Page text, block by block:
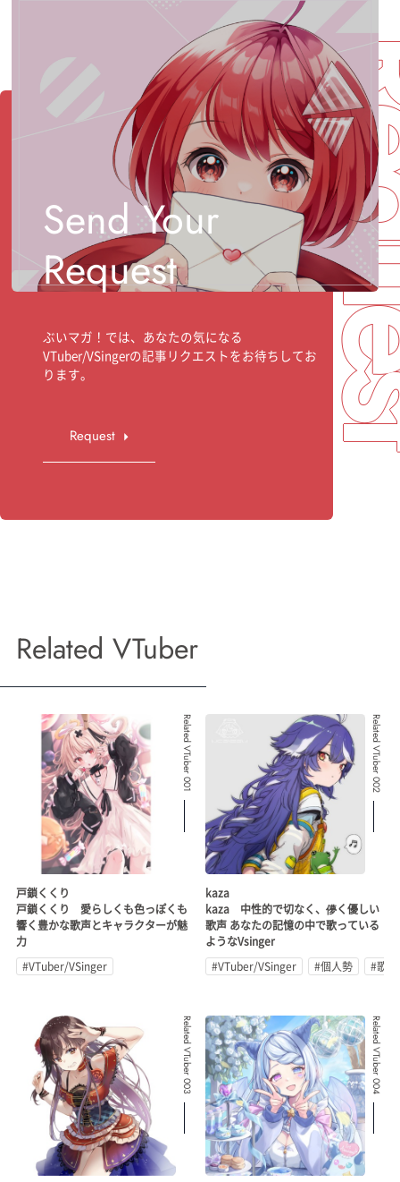
Send Your
Request
ぶいマガ！では、あなたの気になる
VTuber/VSingerの記事リクエストをお待ちしてお
ります。
Request
Related VTuber
Related VTuber 001
戸鎖くくり
戸鎖くくり 愛らしくも色っぽくも
響く豊かな歌声とキャラクターが魅
力
#VTuber/VSinger
Related VTuber 002
kaza
kaza 中性的で切なく、儚く優しい
歌声 あなたの記憶の中で歌っている
ようなVsinger
#VTuber/VSinger
#個人勢 #歌
Related VTuber 003 Related VTuber 004